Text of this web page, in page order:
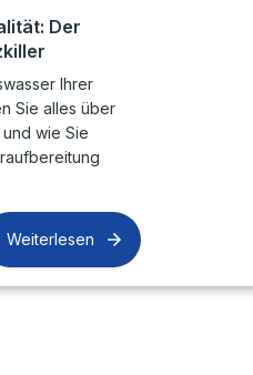
Der
Ihrer
Sie alles über
wie Sie
Weiterlesen